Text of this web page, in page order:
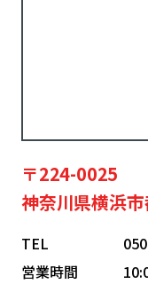
〒224-0025
神奈川県横浜
TEL
営業時間